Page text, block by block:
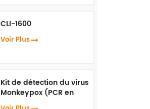
CLI-1600
Voir Plus
Kit de détection du virus
Monkeypox (PCR en
temps réel)